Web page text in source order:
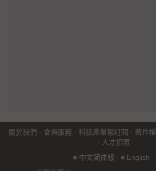
關於我們 · 會員服務 · 科技產業報訂閱 · 著作權
· 人才招募
■ 中文简体版 ■ English